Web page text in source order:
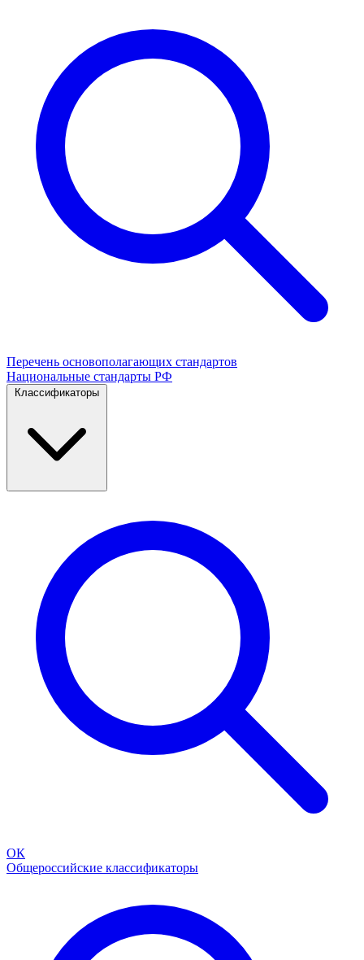
Перечень основополагающих стандартов
Национальные стандарты РФ
Классификаторы
ОК
Общероссийские классификаторы